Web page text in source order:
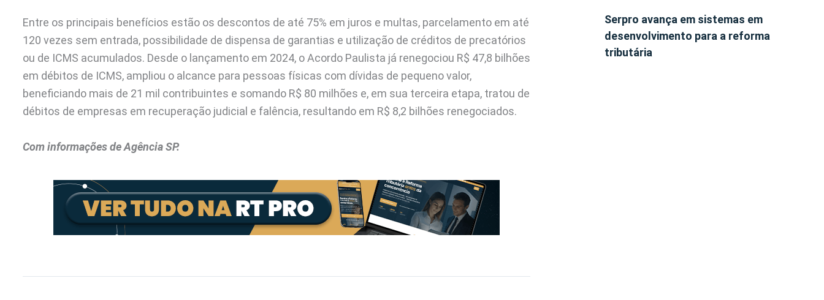
Entre os principais benefícios estão os descontos de até 75% em juros e multas, parcelamento em até
120 vezes sem entrada, possibilidade de dispensa de garantias e utilização de créditos de precatórios
ou de ICMS acumulados. Desde o lançamento em 2024, o Acordo Paulista já renegociou R$ 47,8 bilhões
em débitos de ICMS, ampliou o alcance para pessoas físicas com dívidas de pequeno valor,
beneficiando mais de 21 mil contribuintes e somando R$ 80 milhões e, em sua terceira etapa, tratou de
débitos de empresas em recuperação judicial e falência, resultando em R$ 8,2 bilhões renegociados.
Com informações de Agência SP.
Serpro avança em sistemas em
desenvolvimento para a reforma
tributária